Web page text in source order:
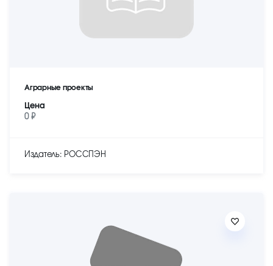
Аграрные проекты
Цена
0 ₽
Издатель: РОССПЭН